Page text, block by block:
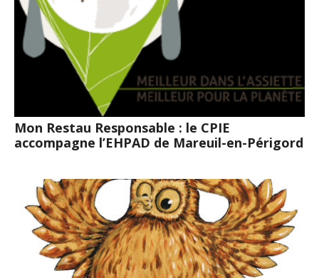
Mon Restau Responsable : le CPIE
accompagne l’EHPAD de Mareuil-en-Périgord